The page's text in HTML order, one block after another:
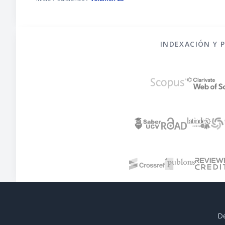
INDEXACIÓN Y